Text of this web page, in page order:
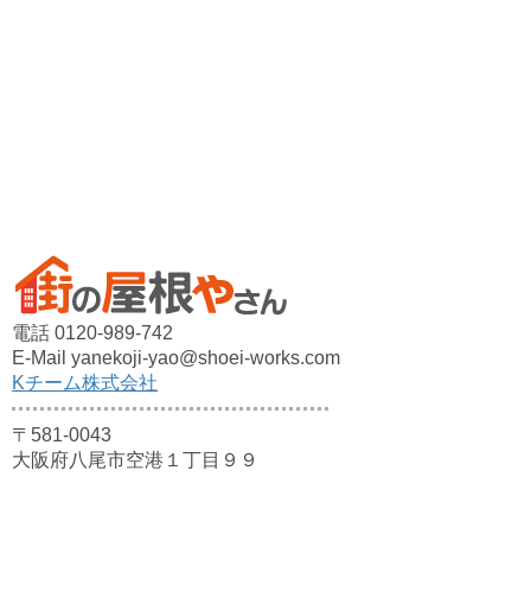
電話 0120-989-742
E-Mail yanekoji-yao@shoei-works.com
Kチーム株式会社
〒581-0043
大阪府八尾市空港１丁目９９